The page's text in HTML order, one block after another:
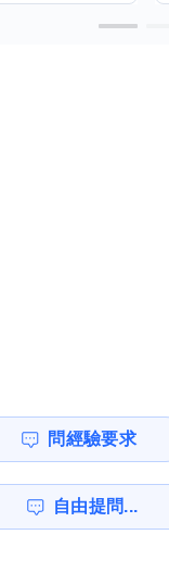
問經驗要求
自由提問...